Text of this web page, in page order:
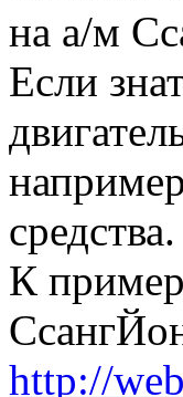
на а/м
Если
средства.
К
http://